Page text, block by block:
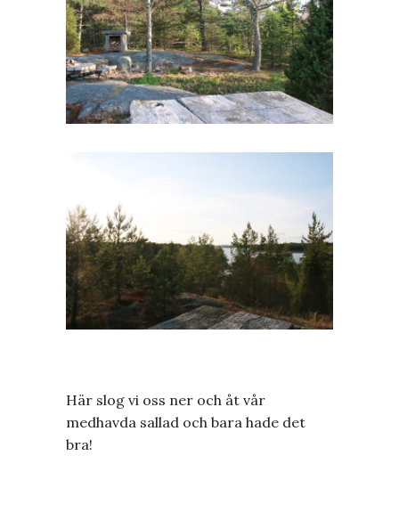
Här slog vi oss ner och åt vår
medhavda sallad och bara hade det
bra!